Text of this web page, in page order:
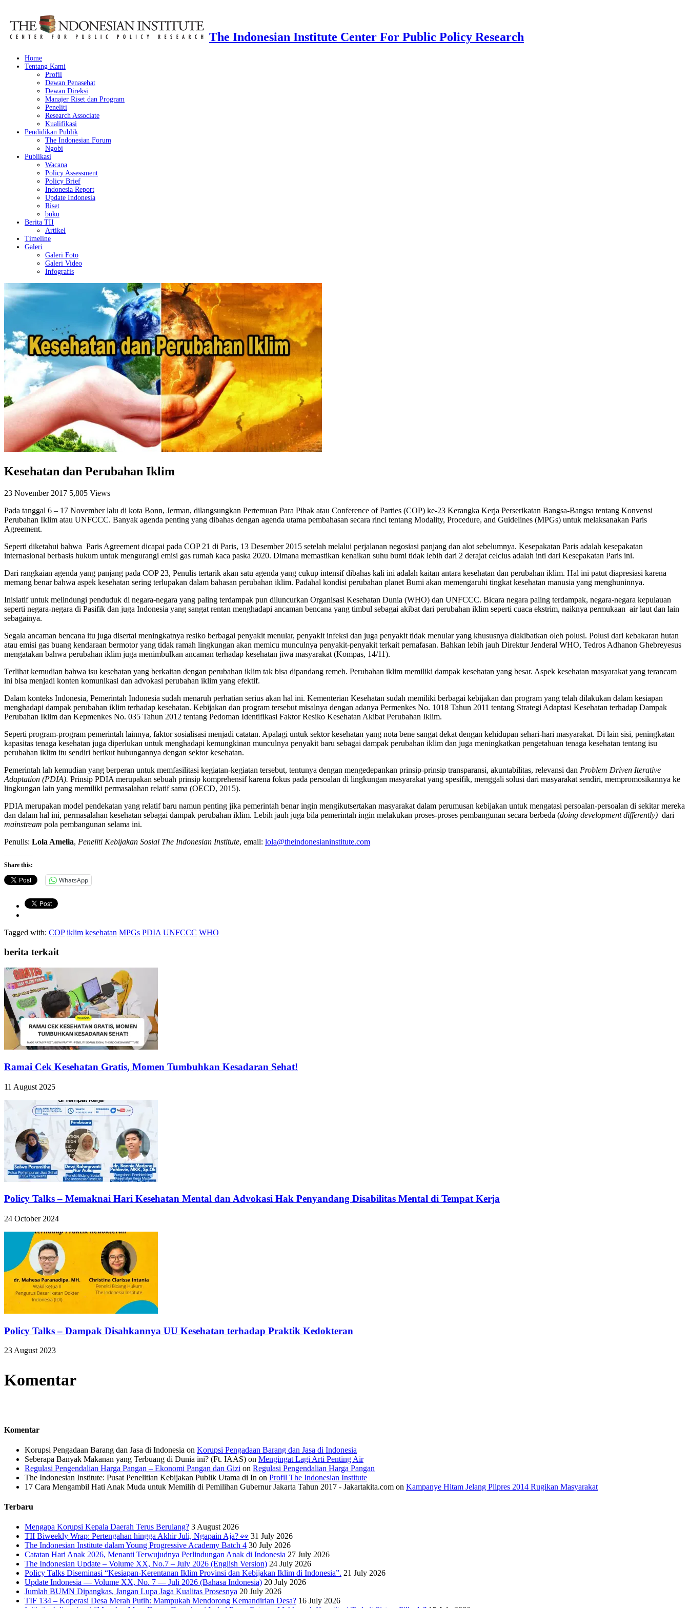
The Indonesian Institute Center For Public Policy Research
Home
Tentang Kami
Profil
Dewan Penasehat
Dewan Direksi
Manajer Riset dan Program
Peneliti
Research Associate
Kualifikasi
Pendidikan Publik
The Indonesian Forum
Ngobi
Publikasi
Wacana
Policy Assessment
Policy Brief
Indonesia Report
Update Indonesia
Riset
buku
Berita TII
Artikel
Timeline
Galeri
Galeri Foto
Galeri Video
Infografis
Kesehatan dan Perubahan Iklim
23 November 2017 5,805 Views
Pada tanggal 6 – 17 November lalu di kota Bonn, Jerman, dilangsungkan Pertemuan Para Pihak atau Conference of Parties (COP) ke-23 Kerangka Kerja Perserikatan Bangsa-Bangsa tentang Konvensi
Perubahan Iklim atau UNFCCC. Banyak agenda penting yang dibahas dengan agenda utama pembahasan secara rinci tentang Modality, Procedure, and Guidelines (MPGs) untuk melaksanakan Paris
Agreement.
Seperti diketahui bahwa Paris Agreement dicapai pada COP 21 di Paris, 13 Desember 2015 setelah melalui perjalanan negosiasi panjang dan alot sebelumnya. Kesepakatan Paris adalah kesepakatan
internasional berbasis hukum untuk mengurangi emisi gas rumah kaca paska 2020. Dimana memastikan kenaikan suhu bumi tidak lebih dari 2 derajat celcius adalah inti dari Kesepakatan Paris ini.
Dari rangkaian agenda yang panjang pada COP 23, Penulis tertarik akan satu agenda yang cukup intensif dibahas kali ini adalah kaitan antara kesehatan dan perubahan iklim. Hal ini patut diapresiasi karena
memang benar bahwa aspek kesehatan sering terlupakan dalam bahasan perubahan iklim. Padahal kondisi perubahan planet Bumi akan memengaruhi tingkat kesehatan manusia yang menghuninnya.
Inisiatif untuk melindungi penduduk di negara-negara yang paling terdampak pun diluncurkan Organisasi Kesehatan Dunia (WHO) dan UNFCCC. Bicara negara paling terdampak, negara-negara kepulauan
seperti negara-negara di Pasifik dan juga Indonesia yang sangat rentan menghadapi ancaman bencana yang timbul sebagai akibat dari perubahan iklim seperti cuaca ekstrim, naiknya permukaan air laut dan lain
sebagainya.
Segala ancaman bencana itu juga disertai meningkatnya resiko berbagai penyakit menular, penyakit infeksi dan juga penyakit tidak menular yang khususnya diakibatkan oleh polusi. Polusi dari kebakaran hutan
atau emisi gas buang kendaraan bermotor yang tidak ramah lingkungan akan memicu munculnya penyakit-penyakit terkait pernafasan. Bahkan lebih jauh Direktur Jenderal WHO, Tedros Adhanon Ghebreyesus
mengatakan bahwa perubahan iklim juga menimbulkan ancaman terhadap kesehatan jiwa masyarakat (Kompas, 14/11).
Terlihat kemudian bahwa isu kesehatan yang berkaitan dengan perubahan iklim tak bisa dipandang remeh. Perubahan iklim memiliki dampak kesehatan yang besar. Aspek kesehatan masyarakat yang terancam
ini bisa menjadi konten komunikasi dan advokasi perubahan iklim yang efektif.
Dalam konteks Indonesia, Pemerintah Indonesia sudah menaruh perhatian serius akan hal ini. Kementerian Kesehatan sudah memiliki berbagai kebijakan dan program yang telah dilakukan dalam kesiapan
menghadapi dampak perubahan iklim terhadap kesehatan. Kebijakan dan program tersebut misalnya dengan adanya Permenkes No. 1018 Tahun 2011 tentang Strategi Adaptasi Kesehatan terhadap Dampak
Perubahan Iklim dan Kepmenkes No. 035 Tahun 2012 tentang Pedoman Identifikasi Faktor Resiko Kesehatan Akibat Perubahan Iklim.
Seperti program-program pemerintah lainnya, faktor sosialisasi menjadi catatan. Apalagi untuk sektor kesehatan yang nota bene sangat dekat dengan kehidupan sehari-hari masyarakat. Di lain sisi, peningkatan
kapasitas tenaga kesehatan juga diperlukan untuk menghadapi kemungkinan munculnya penyakit baru sebagai dampak perubahan iklim dan juga meningkatkan pengetahuan tenaga kesehatan tentang isu
perubahan iklim itu sendiri berikut hubungannya dengan sektor kesehatan.
Pemerintah lah kemudian yang berperan untuk memfasilitasi kegiatan-kegiatan tersebut, tentunya dengan mengedepankan prinsip-prinsip transparansi, akuntabilitas, relevansi dan Problem Driven Iterative
Adaptation (PDIA). Prinsip PDIA merupakan sebuah prinsip komprehensif karena fokus pada persoalan di lingkungan masyarakat yang spesifik, menggali solusi dari masyarakat sendiri, mempromosikannya ke
lingkungan lain yang memiliki permasalahan relatif sama (OECD, 2015).
PDIA merupakan model pendekatan yang relatif baru namun penting jika pemerintah benar ingin mengikutsertakan masyarakat dalam perumusan kebijakan untuk mengatasi persoalan-persoalan di sekitar mereka
dan dalam hal ini, permasalahan kesehatan sebagai dampak perubahan iklim. Lebih jauh juga bila pemerintah ingin melakukan proses-proses pembangunan secara berbeda (doing development differently) dari
mainstream pola pembangunan selama ini.
Penulis: Lola Amelia, Peneliti Kebijakan Sosial The Indonesian Institute, email: lola@theindonesianinstitute.com
Share this:
WhatsApp
Tagged with: COP iklim kesehatan MPGs PDIA UNFCCC WHO
berita terkait
Ramai Cek Kesehatan Gratis, Momen Tumbuhkan Kesadaran Sehat!
11 August 2025
Policy Talks – Memaknai Hari Kesehatan Mental dan Advokasi Hak Penyandang Disabilitas Mental di Tempat Kerja
24 October 2024
Policy Talks – Dampak Disahkannya UU Kesehatan terhadap Praktik Kedokteran
23 August 2023
Komentar
Komentar
Korupsi Pengadaan Barang dan Jasa di Indonesia on Korupsi Pengadaan Barang dan Jasa di Indonesia
Seberapa Banyak Makanan yang Terbuang di Dunia ini? (Ft. IAAS) on Mengingat Lagi Arti Penting Air
Regulasi Pengendalian Harga Pangan – Ekonomi Pangan dan Gizi on Regulasi Pengendalian Harga Pangan
The Indonesian Institute: Pusat Penelitian Kebijakan Publik Utama di In on Profil The Indonesian Institute
17 Cara Mengambil Hati Anak Muda untuk Memilih di Pemilihan Gubernur Jakarta Tahun 2017 - Jakartakita.com on Kampanye Hitam Jelang Pilpres 2014 Rugikan Masyarakat
Terbaru
Mengapa Korupsi Kepala Daerah Terus Berulang? 3 August 2026
TII Biweekly Wrap: Pertengahan hingga Akhir Juli, Ngapain Aja? 👀 31 July 2026
The Indonesian Institute dalam Young Progressive Academy Batch 4 30 July 2026
Catatan Hari Anak 2026, Menanti Terwujudnya Perlindungan Anak di Indonesia 27 July 2026
The Indonesian Update – Volume XX, No.7 – July 2026 (English Version) 24 July 2026
Policy Talks Diseminasi “Kesiapan-Kerentanan Iklim Provinsi dan Kebijakan Iklim di Indonesia”. 21 July 2026
Update Indonesia — Volume XX, No. 7 — Juli 2026 (Bahasa Indonesia) 20 July 2026
Jumlah BUMN Dipangkas, Jangan Lupa Jaga Kualitas Prosesnya 20 July 2026
TIF 134 – Koperasi Desa Merah Putih: Mampukah Mendorong Kemandirian Desa? 16 July 2026